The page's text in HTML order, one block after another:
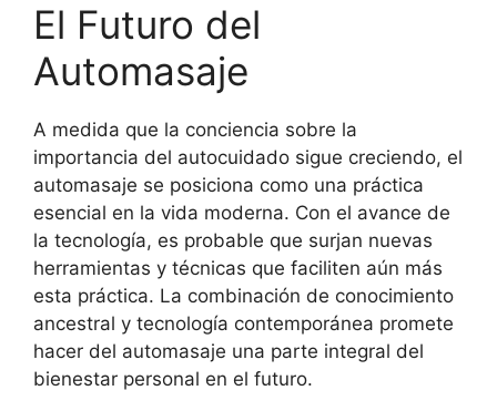
El Futuro del
Automasaje
A medida que la conciencia sobre la
importancia del autocuidado sigue creciendo, el
automasaje se posiciona como una práctica
esencial en la vida moderna. Con el avance de
la tecnología, es probable que surjan nuevas
herramientas y técnicas que faciliten aún más
esta práctica. La combinación de conocimiento
ancestral y tecnología contemporánea promete
hacer del automasaje una parte integral del
bienestar personal en el futuro.